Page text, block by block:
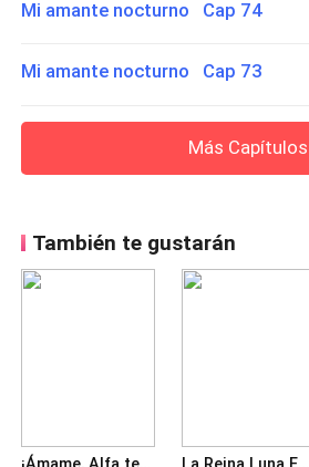
Mi amante nocturno Cap 74
Mi amante nocturno Cap 73
Más Capítulos
También te gustarán